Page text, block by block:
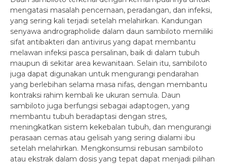
mengatasi masalah pencernaan, peradangan, dan infeksi,
yang sering kali terjadi setelah melahirkan. Kandungan
senyawa andrographolide dalam daun sambiloto memiliki
sifat antibakteri dan antivirus yang dapat membantu
melawan infeksi pasca persalinan, baik di dalam tubuh
maupun di sekitar area kewanitaan. Selain itu, sambiloto
juga dapat digunakan untuk mengurangi pendarahan
yang berlebihan selama masa nifas, dengan membantu
kontraksi rahim kembali ke ukuran semula. Daun
sambiloto juga berfungsi sebagai adaptogen, yang
membantu tubuh beradaptasi dengan stres,
meningkatkan sistem kekebalan tubuh, dan mengurangi
perasaan cemas atau gelisah yang sering dialami ibu
setelah melahirkan. Mengkonsumsi rebusan sambiloto
atau ekstrak dalam dosis yang tepat dapat menjadi pilihan